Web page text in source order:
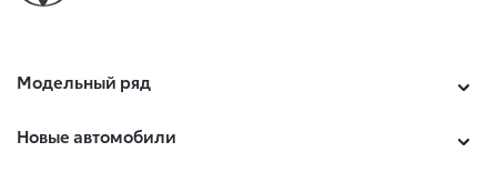
Модельный ряд
Новые автомобили